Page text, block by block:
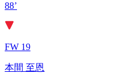
88’
FW 19
本間 至恩